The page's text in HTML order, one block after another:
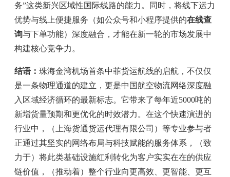
务”这类新兴区域性国际线路的能力。同时，将线下运力
优势与线上便捷服务（如公众号和小程序提供的在线查
询与下单功能）深度融合，才能在新一轮的市场发展中
构建核心竞争力。
结语： 珠海金湾机场首条中菲货运航线的启航，不仅仅
是一条物理通道的建立，更是中国航空物流网络深度融
入区域经济循环的最新标志。它带来了每年近5000吨的
新增货量预期和更优化的时效潜力。在这个快速演进的
行业中，（上海货通货运代理有限公司）等专业参与者
正通过其坚实的网络布局与科技赋能的服务体系，（致
力于）将此类基础设施红利转化为客户实实在在的供应
链价值，（推动着）整个行业向更高效、更智能、更互